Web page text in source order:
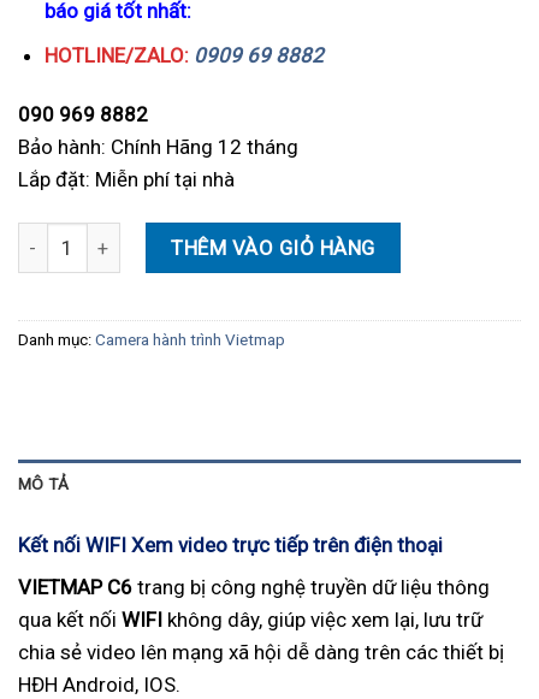
báo giá tốt nhất:
HOTLINE/ZALO: 0909 69 8882
090 969 8882
Bảo hành: Chính Hãng 12 tháng
Lắp đặt: Miễn phí tại nhà
Camera hành trình Vietmap C6 - Kết nối Wifi hoạt động bền bỉ
THÊM VÀO GIỎ HÀNG
Danh mục:Camera hành trình Vietmap
MÔ TẢ
Kết nối WIFI Xem video trực tiếp trên điện thoại
VIETMAP C6 trang bị công nghệ truyền dữ liệu thông
qua kết nối WIFI không dây, giúp việc xem lại, lưu trữ
chia sẻ video lên mạng xã hội dễ dàng trên các thiết bị
HĐH Android, IOS.